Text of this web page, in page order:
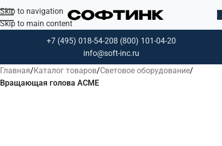
Skip to navigation
Skip to main content
+7 (495) 018-54-208 (800) 101-04-20
info@soft-inc.ru
Главная Каталог товаров Световое оборудование
Вращающая голова ACME